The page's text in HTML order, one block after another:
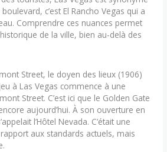
c’est El Rancho Vegas qui a
Comprendre ces nuances permet
de la ville, bien au-delà des
Street, le doyen des lieux (1906)
à Las Vegas commence à une
Street. C’est ici que le Golden Gate
aujourd’hui. À son ouverture en
l’Hôtel Nevada. C’était une
aux standards actuels, mais